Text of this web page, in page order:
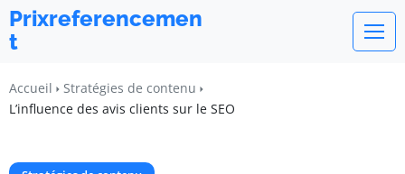
Prixreferencemen
t
Accueil
Stratégies de contenu
L’influence des avis clients sur le SEO